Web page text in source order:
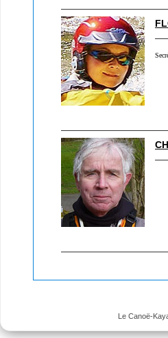
Le Canoë-